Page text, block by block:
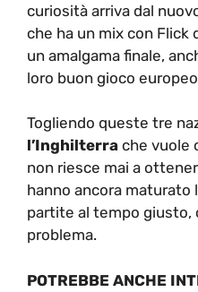
curiosità arriva dal
che ha un mix con Flick
un amalgama finale,
loro buon gioco
Togliendo queste tre
l’Inghilterra che vuole
non riesce mai a
hanno ancora maturato
partite al tempo giusto,
problema.
POTREBBE ANCHE